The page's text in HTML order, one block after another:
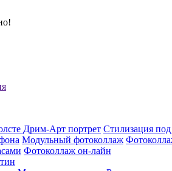
Дрим-Арт портрет Стилизация
Модульный фотоколлаж
Фотоколлаж он-лайн